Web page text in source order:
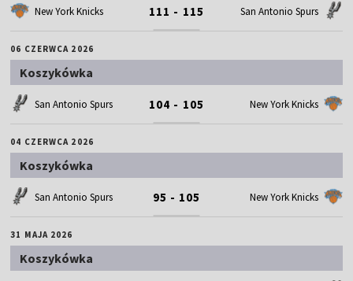
New York Knicks 111 - 115 San Antonio Spurs
06 CZERWCA 2026
Koszykówka
San Antonio Spurs 104 - 105 New York Knicks
04 CZERWCA 2026
Koszykówka
San Antonio Spurs 95 - 105 New York Knicks
31 MAJA 2026
Koszykówka